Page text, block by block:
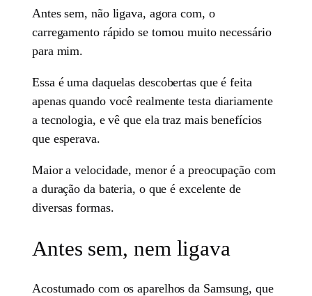
Antes sem, não ligava, agora com, o
carregamento rápido se tornou muito necessário
para mim.
Essa é uma daquelas descobertas que é feita
apenas quando você realmente testa diariamente
a tecnologia, e vê que ela traz mais benefícios
que esperava.
Maior a velocidade, menor é a preocupação com
a duração da bateria, o que é excelente de
diversas formas.
Antes sem, nem ligava
Acostumado com os aparelhos da Samsung, que